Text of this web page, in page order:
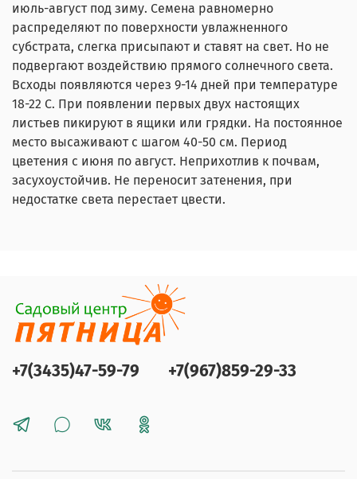
июль-август под зиму. Семена равномерно
распределяют по поверхности увлажненного
субстрата, слегка присыпают и ставят на свет. Но не
подвергают воздействию прямого солнечного света.
Всходы появляются через 9-14 дней при температуре
18-22 С. При появлении первых двух настоящих
листьев пикируют в ящики или грядки. На постоянное
место высаживают с шагом 40-50 см. Период
цветения с июня по август. Неприхотлив к почвам,
засухоустойчив. Не переносит затенения, при
недостатке света перестает цвести.
+7(3435)47-59-79 +7(967)859-29-33